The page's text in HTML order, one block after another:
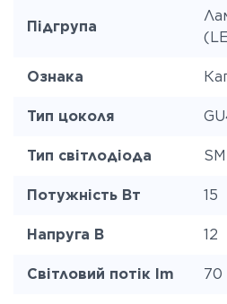
Підгрупа
Ознака
Тип цоколя
Тип світлодіода
Потужність Вт 15
Напруга В 12
Світловий потік lm 70